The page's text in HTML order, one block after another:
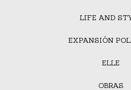
LIFE AND
EXPANSIÓN
ELLE
OBRAS